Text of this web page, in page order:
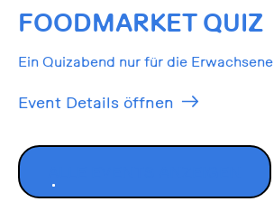
FOODMARKET QUIZ
Ein Quizabend nur für die
Event Details öffnen